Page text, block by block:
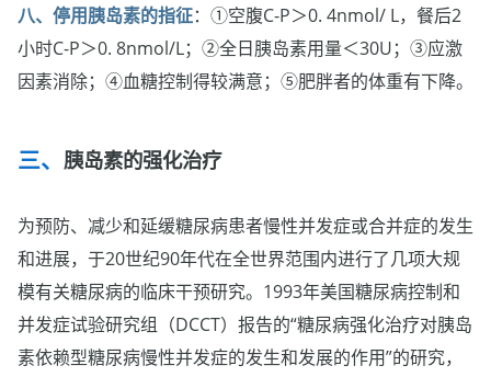
八、停用胰岛素的指征：①空腹C-P＞0. 4nmol/ L，餐后2
小时C-P＞0. 8nmol/L；②全日胰岛素用量＜30U；③应激
因素消除；④血糖控制得较满意；⑤肥胖者的体重有下降。
胰岛素的强化治疗
为预防、减少和延缓糖尿病患者慢性并发症或合并症的发生
和进展，于20世纪90年代在全世界范围内进行了几项大规
模有关糖尿病的临床干预研究。1993年美国糖尿病控制和
并发症试验研究组（DCCT）报告的“糖尿病强化治疗对胰岛
素依赖型糖尿病慢性并发症的发生和发展的作用”的研究，